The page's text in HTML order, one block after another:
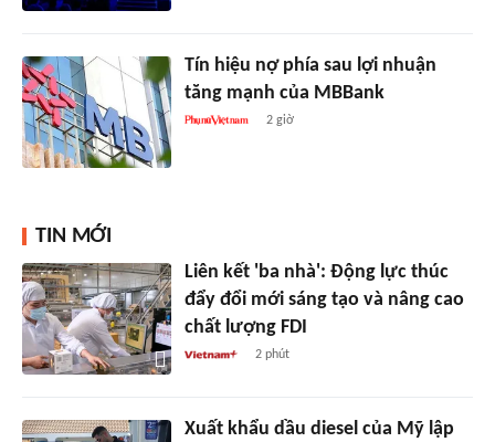
Tín hiệu nợ phía sau lợi nhuận
tăng mạnh của MBBank
2 giờ
TIN MỚI
Liên kết 'ba nhà': Động lực thúc
đẩy đổi mới sáng tạo và nâng cao
chất lượng FDI
2 phút
Xuất khẩu dầu diesel của Mỹ lập